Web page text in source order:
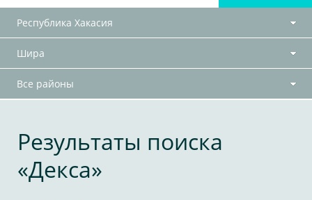
Республика Хакасия
Шира
Все районы
Результаты поиска
«Декса»